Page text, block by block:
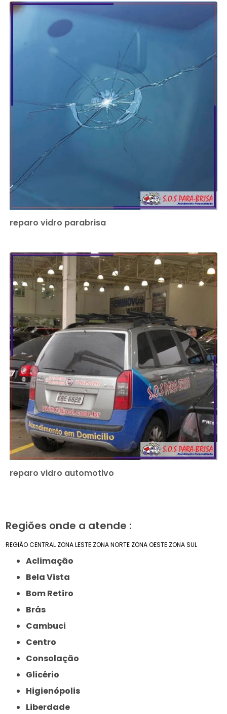
reparo vidro parabrisa
reparo vidro automotivo
Regiões onde a atende :
REGIÃO CENTRAL ZONA LESTE ZONA NORTE ZONA OESTE ZONA SUL
Aclimação
Bela Vista
Bom Retiro
Brás
Cambuci
Centro
Consolação
Glicério
Higienópolis
Liberdade